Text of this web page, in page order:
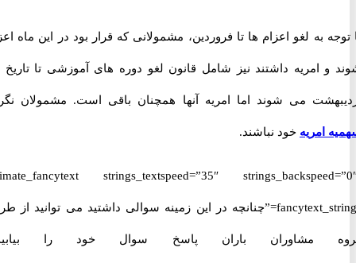
به لغو اعزام ها تا فروردین، مشمولانی که قرار بود در این ماه اعزام
امریه داشتند نیز شامل قانون لغو دوره های آموزشی تا تاریخ یک
می شوند اما امریه آنها همچنان باقی است. مشمولان نگران
امریهخود نباشند.
[ultimate_fancytext strings_textspeed=”35″
fancytext_strings=”چنانچه در این زمینه سوالی داشتید می توانید از طریق
مشاوران باران پاسخ سوال خود را بیابید.”